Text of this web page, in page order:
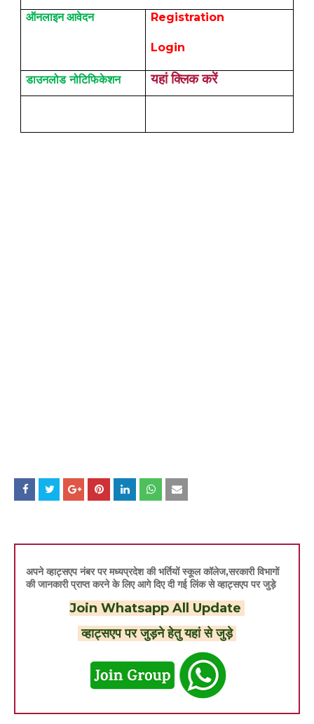
ऑनलाइन आवेदन Registration
Login
डाउनलोड नोटिफिकेशन यहां क्लिक करें
अपने व्हाट्सएप नंबर पर मध्यप्रदेश की भर्तियों स्कूल कॉलेज,सरकारी विभागों
की जानकारी प्राप्त करने के लिए आगे दिए दी गई लिंक से व्हाट्सएप पर जुड़े
Join Whatsapp All Update
व्हाट्सएप पर जुड़ने हेतु यहां से जुड़े